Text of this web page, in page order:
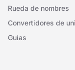
Rueda de nombres
Convertidores de
Guías